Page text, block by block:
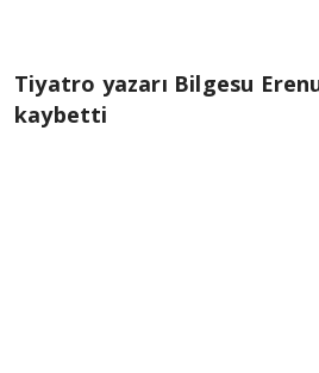
Tiyatro yazarı Bilgesu
kaybetti